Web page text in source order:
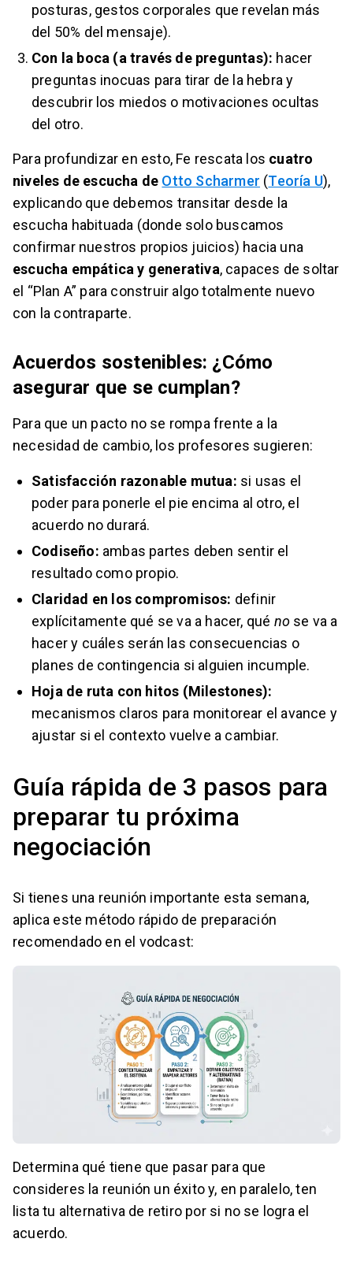
posturas, gestos corporales que revelan más
del 50% del mensaje).
Con la boca (a través de preguntas): hacer
preguntas inocuas para tirar de la hebra y
descubrir los miedos o motivaciones ocultas
del otro.
Para profundizar en esto, Fe rescata los cuatro
niveles de escucha de Otto Scharmer (Teoría U),
explicando que debemos transitar desde la
escucha habituada (donde solo buscamos
confirmar nuestros propios juicios) hacia una
escucha empática y generativa, capaces de soltar
el “Plan A” para construir algo totalmente nuevo
con la contraparte.
Acuerdos sostenibles: ¿Cómo
asegurar que se cumplan?
Para que un pacto no se rompa frente a la
necesidad de cambio, los profesores sugieren:
Satisfacción razonable mutua: si usas el
poder para ponerle el pie encima al otro, el
acuerdo no durará.
Codiseño: ambas partes deben sentir el
resultado como propio.
Claridad en los compromisos: definir
explícitamente qué se va a hacer, qué no se va a
hacer y cuáles serán las consecuencias o
planes de contingencia si alguien incumple.
Hoja de ruta con hitos (Milestones):
mecanismos claros para monitorear el avance y
ajustar si el contexto vuelve a cambiar.
Guía rápida de 3 pasos para
preparar tu próxima
negociación
Si tienes una reunión importante esta semana,
aplica este método rápido de preparación
recomendado en el vodcast:
Determina qué tiene que pasar para que
consideres la reunión un éxito y, en paralelo, ten
lista tu alternativa de retiro por si no se logra el
acuerdo.